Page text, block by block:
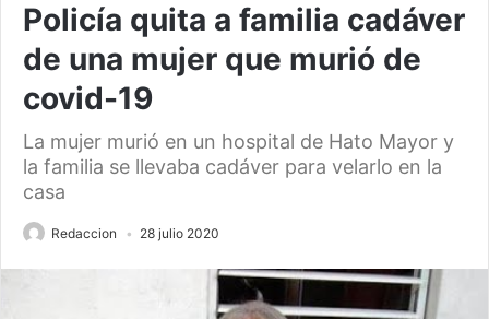
Policía quita a familia cadáver
de una mujer que murió de
covid-19
La mujer murió en un hospital de Hato Mayor y
la familia se llevaba cadáver para velarlo en la
casa
Redaccion 28 julio 2020